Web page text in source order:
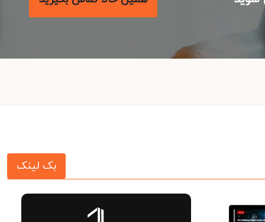
بک لینک